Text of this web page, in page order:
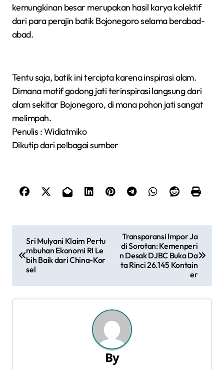
kemungkinan besar merupakan hasil karya kolektif
dari para perajin batik Bojonegoro selama berabad-
abad.
Tentu saja, batik ini tercipta karena inspirasi alam.
Dimana motif godong jati terinspirasi langsung dari
alam sekitar Bojonegoro, di mana pohon jati sangat
melimpah.
Penulis : Widiatmiko
Dikutip dari pelbagai sumber
a
i
Sri Mulyani Klaim Pertu
mbuhan Ekonomi RI Le
bih Baik dari China-Kor
sel
Transparansi Impor Ja
di Sorotan: Kemenperi
n Desak DJBC Buka Da
ta Rinci 26.145 Kontain
er
By